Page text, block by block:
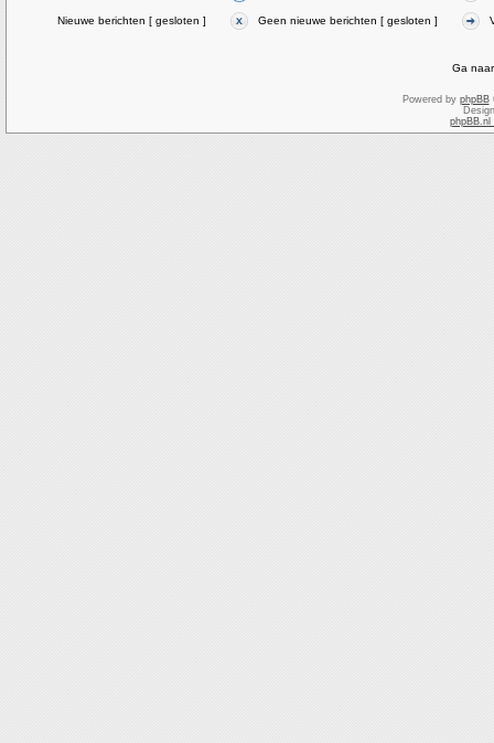
Nieuwe berichten [ gesloten ] Geen nieuwe berichten [ gesloten ]
Ga
Powered by phpBB
phpBB.nl